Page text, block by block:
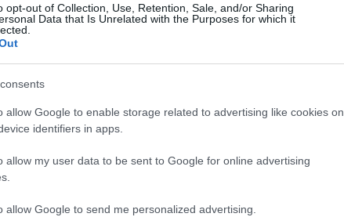
opt-out of Collection, Use, Retention, Sale, and/or Sharing
Data that Is Unrelated with the Purposes for which it
allow Google to enable storage related to advertising like cookies on
identifiers in apps.
allow my user data to be sent to Google for online advertising
allow Google to send me personalized advertising.